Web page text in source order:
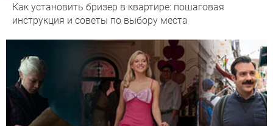
Как установить бризер в квартире: пошаговая
инструкция и советы по выбору места